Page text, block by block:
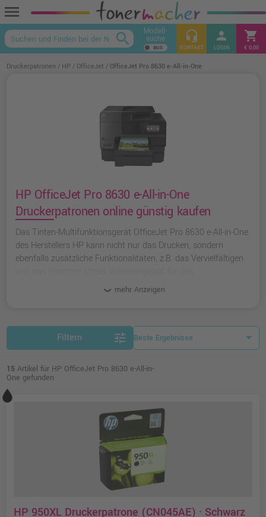
menu
keyboard_arrow_up
search Modell-
suche headset_mic
KONTAKT
person
LOGIN
shopping_cart
€ 0,00
Druckerpatronen HP OfficeJet OfficeJet Pro 8630 e-All-in-One
HP OfficeJet Pro 8630 e-All-in-One
Druckerpatronen online günstig kaufen
Das Tinten-Multifunktionsgerät OfficeJet Pro 8630 e-All-in-One
des Herstellers HP kann nicht nur das Drucken, sondern
ebenfalls zusätzliche Funktionalitäten, z.B. das Vervielfältigen
Multifunktions-Drucker enthält kompatible und originale
mehr Anzeigen
Filtern tune
15 Artikel für HP OfficeJet Pro 8630 e-All-in-
One gefunden
HP 950XL Druckerpatrone (CN045AE) · Schwarz